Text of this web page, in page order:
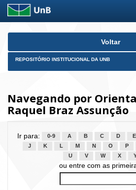
Skip
Voltar
REPOSITÓRIO INSTITUCIONAL DA UNB
Navegando por
Raquel Braz Assunção
Ir para: 0-9 A B C D E
J
K L M N O P
U
V W X
ou entre com as